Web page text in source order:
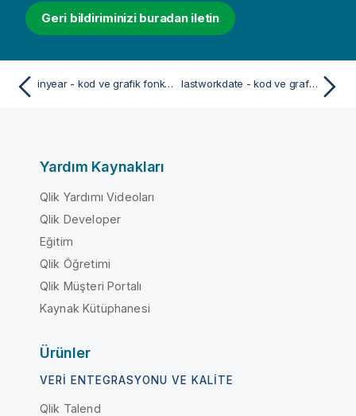
Geri bildiriminizi buradan iletin
inyear - kod ve grafik fonksiyonu lastworkdate - kod ve grafik fonksiyonu
Yardım Kaynakları
Qlik Yardımı Videoları
Qlik Developer
Eğitim
Qlik Öğretimi
Qlik Müşteri Portalı
Kaynak Kütüphanesi
Ürünler
VERI ENTEGRASYONU VE KALITE
Qlik Talend